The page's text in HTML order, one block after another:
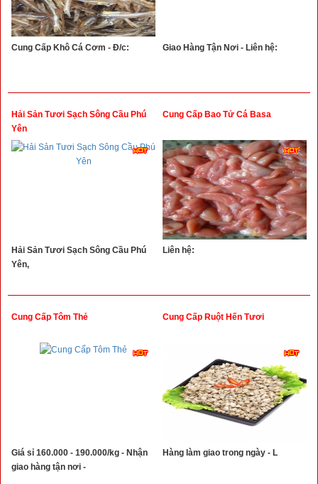
Cung Cấp Khô Cá Cơm - Đ/c: Giao Hàng Tận Nơi - Liên hệ:
Hải Sản Tươi Sạch Sông Cầu Phú
Yên
Hải Sản Tươi Sạch Sông Cầu Phú
Yên,
Cung Cấp Bao Tử Cá Basa
Liên hệ:
Cung Cấp Tôm Thẻ
Giá sỉ 160.000 - 190.000/kg - Nhận
giao hàng tận nơi -
Cung Cấp Ruột Hến Tươi
Hàng làm giao trong ngày - L